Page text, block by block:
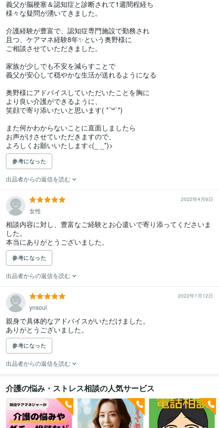
義父が脳梗塞＆認知症と診断されて1週間程経ち
様々な疑問が湧いてきました。
介護経験が豊富で、認知症専門施設で勤務され
且つ、ケアマネ経験8年✨という奥野様に
ご相談させていただきました。
家族が少しでも不安を減らすことで
義父が安心して穏やかな生活が送れるようになる
奥野様にアドバイスしていただいたことを胸に
より良い介護ができるように、
笑顔で寄り添いたいと思います( *´꒳`*)
また何かわからないことに直面しましたら
お声がけさせていただきますので、
よろしくお願いいたします<(_ _*)>
参考になった
出品者からの返信を読む
2022年4月6日
女性
相談内容に対し、豊富なご経験とお心遣いで寄り添ってくださいま
した。
本当にありがとうございました。
参考になった
出品者からの返信を読む
2022年1月12日
ynsoul
親身で具体的なアドバイスがいただけました。
ありがとうございました。
参考になった
出品者からの返信を読む
介護の悩み・ストレス相談の人気サービス